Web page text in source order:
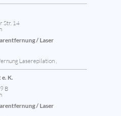
Str. 14
/ Laser
Laserepilation ,
K.
B
/ Laser